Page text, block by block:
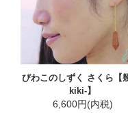
びわこのしずく さくら【
kiki-】
6,600円(内税)